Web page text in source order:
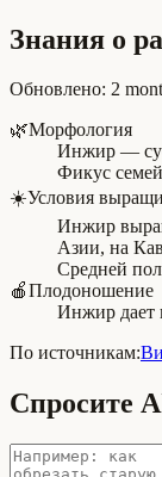
Знания о
Обновлено: 2
🌿Морфология
Инжир —
Фикус
☀️Условия
Инжир
Азии, на
Средней
🍎Плодоношение
Инжир
По источникам:
Спросите